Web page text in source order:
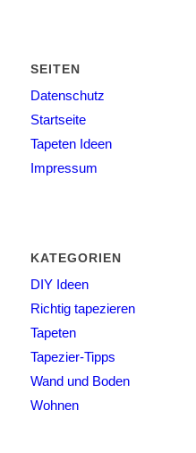
SEITEN
Datenschutz
Startseite
Tapeten Ideen
Impressum
KATEGORIEN
DIY Ideen
Richtig tapezieren
Tapeten
Tapezier-Tipps
Wand und Boden
Wohnen